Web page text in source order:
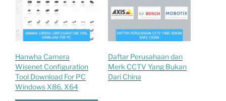
Hanwha Camera
Wisenet Configuration
Tool Download For PC
Windows X86, X64
Daftar Perusahaan dan
Merk CCTV Yang Bukan
Dari China